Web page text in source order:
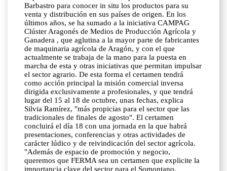
Barbastro para conocer in situ los productos para su
venta y distribución en sus países de origen. En los
últimos años, se ha sumado a la iniciativa CAMPAG
Clúster Aragonés de Medios de Producción Agrícola y
Ganadera , que aglutina a la mayor parte de fabricantes
de maquinaria agrícola de Aragón, y con el que
actualmente se trabaja de la mano para la puesta en
marcha de esta y otras iniciativas que permitan impulsar
el sector agrario. De esta forma el certamen tendrá
como acción principal la misión comercial inversa
dirigida exclusivamente a profesionales, y que tendrá
lugar del 15 al 18 de octubre, unas fechas, explica
Silvia Ramírez, "más propicias para el sector que las
tradicionales de finales de agosto". El certamen
concluirá el día 18 con una jornada en la que habrá
presentaciones, conferencias y otras actividades de
carácter lúdico y de reivindicación del sector agrícola.
"Además de espacio de promoción y negocio,
queremos que FERMA sea un certamen que explicite la
importancia clave del sector para el Somontano,